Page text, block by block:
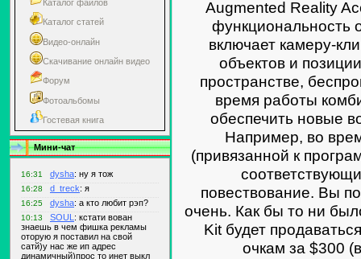
Каталог файлов
Каталог статей
Видео-онлайн
Скачивание онлайн видео
Форум
Фотоальбомы
Гостевая книга
Мини-чат
Augmented Reality
функциональность
включает камеру-
объектов и
пространстве,
время работы
обеспечить новые
Например, во
(привязанной к
повествование. Вы
очень. Как бы то ни
Kit будет
очкам за $300